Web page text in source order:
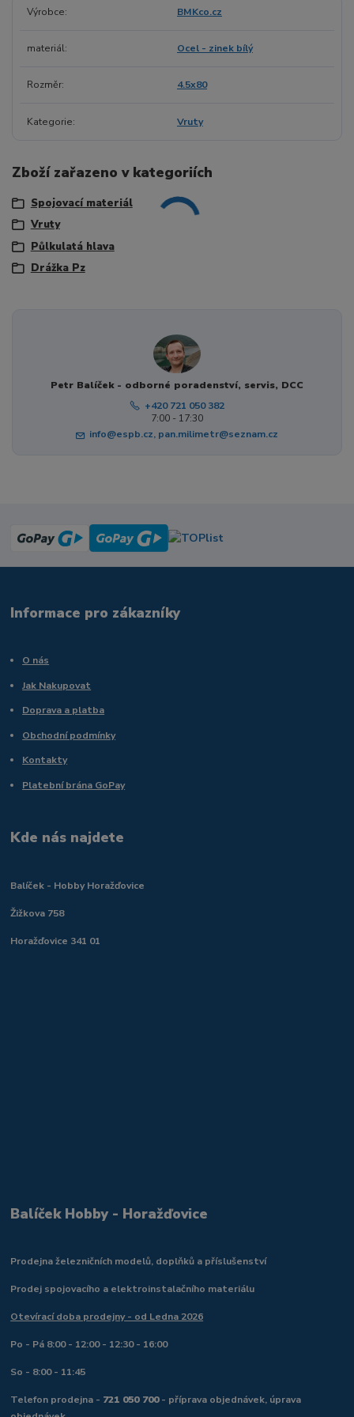
Výrobce BMKco.cz
materiál Ocel - zinek bílý
Rozměr 4.5x80
Kategorie Vruty
Zboží zařazeno v kategoriích
Spojovací materiál
Vruty
Půlkulatá hlava
Drážka Pz
Petr Balíček - odborné poradenství, servis, DCC
+420 721 050 382
7:00 - 17:30
info@espb.cz, pan.milimetr@seznam.cz
Informace pro zákazníky
O nás
Jak Nakupovat
Doprava a platba
Obchodní podmínky
Kontakty
Platební brána GoPay
Kde nás najdete
Balíček - Hobby Horažďovice
Žižkova 758
Horažďovice 341 01
Balíček Hobby - Horažďovice
Prodejna železničních modelů, doplňků a příslušenství
Prodej spojovacího a elektroinstalačního materiálu
Otevírací doba prodejny - od Ledna 2026
Po - Pá 8:00 - 12:00 - 12:30 - 16:00
So - 8:00 - 11:45
Telefon prodejna - 721 050 700- příprava objednávek, úprava